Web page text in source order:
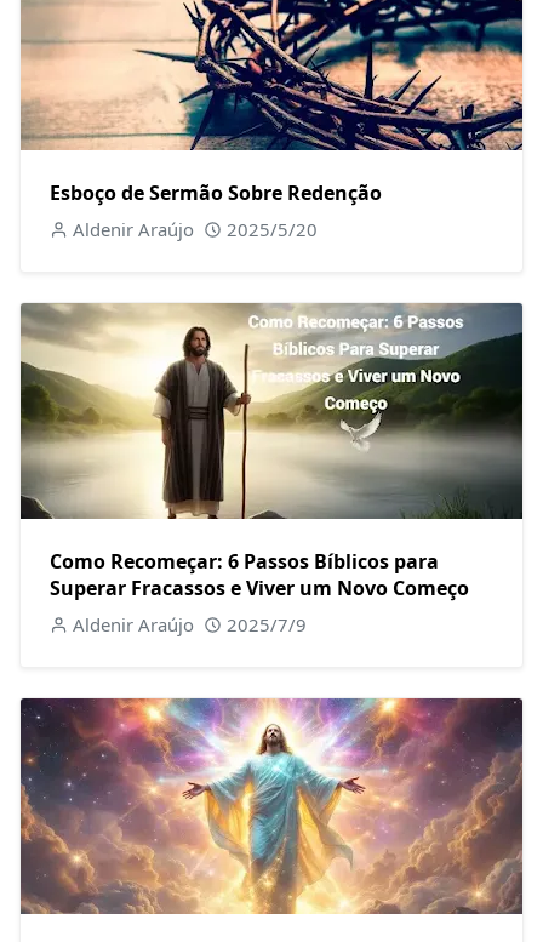
Esboço de Sermão Sobre Redenção
Aldenir Araújo 2025/5/20
Como Recomeçar: 6 Passos Bíblicos para
Superar Fracassos e Viver um Novo Começo
Aldenir Araújo 2025/7/9